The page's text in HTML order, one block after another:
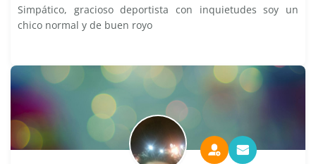
Simpático, gracioso deportista con inquietudes soy un
chico normal y de buen royo